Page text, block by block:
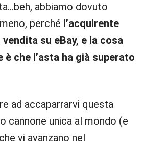
abbiamo dovuto
perché l’acquirente
vendita su eBay, e la cosa
è che l’asta ha già superato
ad accaparrarvi questa
cannone unica al mondo (e
vi avanzano nel